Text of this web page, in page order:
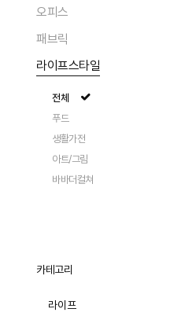
가디건/베스트
팬츠
숄더백
크로스백
토트백
백팩
클러치/파우치
액세서리
캐리어
전체
펌프스
플랫
로퍼
슬리퍼/뮬
샌들
부츠
스니커즈/운동화
액세서리
전체
모자
스카프/머플러
패션 액세서리
아이웨어
쥬얼리
시계
라운지웨어
전체
여성 상의
여성 하의
페어
원피스/슬립
투피스/세트
화병/화분
청소
트레이/테이블매트
수저받침
컵/저그
테이블 체어
라운지 체어
식탁/테이블
사이드 테이블
소파
선반/장식장
트롤리
전체
플로어 조명
스탠드 조명
테이블 조명
포터블 조명
오피스
전체
트레이
테스크툴
패브릭
전체
테이블커버
러그/매트
앞치마/주방패브릭
이불
쿠션/베개
라이프스타일
전체
푸드
생활가전
아트/그림
바바더컬쳐
카테고리
라이프